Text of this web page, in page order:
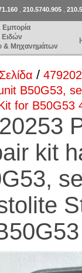
Εμπορία
Ειδών
& Μηχανημάτων
210.5740.905
/
B50G53,
for B50G53
kit